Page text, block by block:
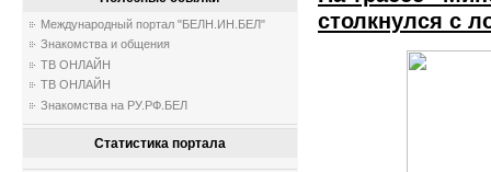
Международный портал "БЕЛН.ИН.БЕЛ"
Знакомства и общения
ТВ ОНЛАЙН
ТВ ОНЛАЙН
Знакомства на РУ.РФ.БЕЛ
Статистика портала
столкнулся с